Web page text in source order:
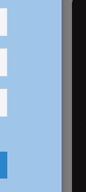
in casa,